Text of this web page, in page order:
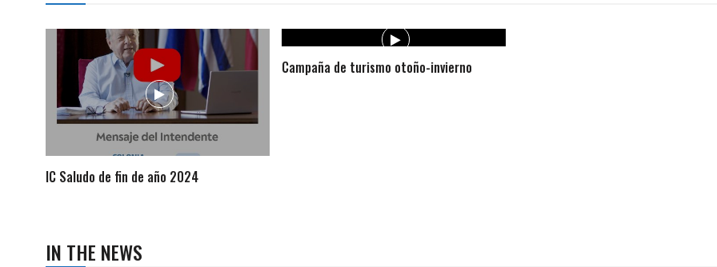
IC Saludo de fin de año 2024
Campaña de turismo otoño-invierno
IN THE NEWS